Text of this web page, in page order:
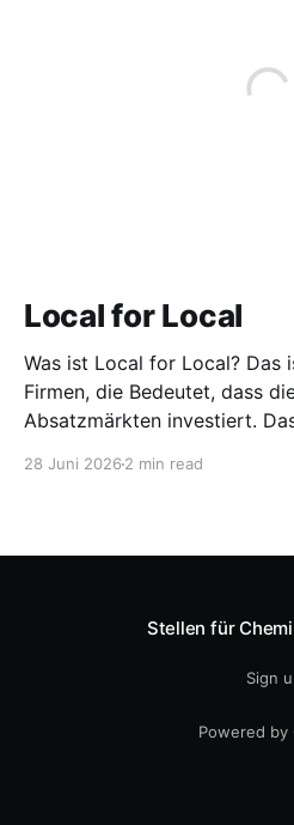
Local for Local
Was ist Local for Local? Das ist eine Strategie für
Firmen, die Bedeutet, dass
Absatzmärkten investiert.
28 Juni 2026 2 min read
Stellen für
Sign
Powered by